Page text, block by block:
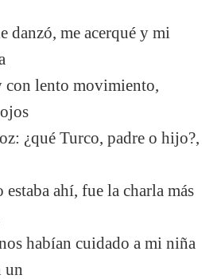
danzó, me acerqué y mi
con lento movimiento,
¿qué Turco, padre o hijo?,
ahí, fue la charla más
habían cuidado a mi niña
un